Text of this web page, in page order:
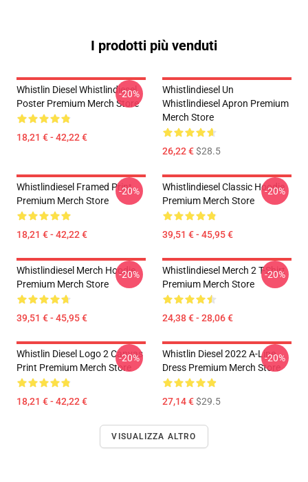
I prodotti più venduti
Whistlin Diesel Whistlindiesel
Poster Premium Merch Store
18,21 € - 42,22 €
-20%
Whistlindiesel Un
Whistlindiesel Apron Premium
Merch Store
26,22 €$28.5
Whistlindiesel Framed Print
Premium Merch Store
18,21 € - 42,22 €
-20%
Whistlindiesel Classic Hoodie
Premium Merch Store
39,51 € - 45,95 €
-20%
Whistlindiesel Merch Hoodie
Premium Merch Store
39,51 € - 45,95 €
-20%
Whistlindiesel Merch 2 T-Shirt
Premium Merch Store
24,38 € - 28,06 €
-20%
Whistlin Diesel Logo 2 Canvas
Print Premium Merch Store
18,21 € - 42,22 €
-20%
Whistlin Diesel 2022 A-Line
Dress Premium Merch Store
27,14 €$29.5
-20%
VISUALIZZA ALTRO